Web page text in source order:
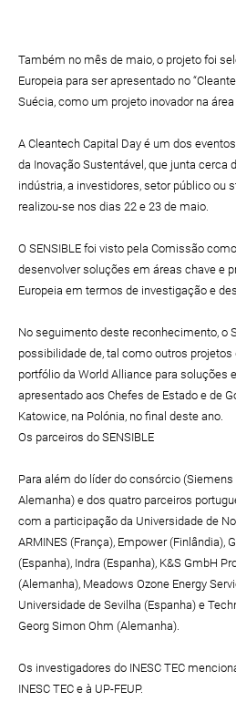
Também no mês de maio, o projeto foi
Europeia para ser apresentado no
Suécia, como um projeto inovador na área
A Cleantech Capital Day é um dos
da Inovação Sustentável, que junta cerca
indústria, a investidores, setor público ou
realizou-se nos dias 22 e 23 de maio.
O SENSIBLE foi visto pela Comissão
desenvolver soluções em áreas chave e
Europeia em termos de investigação e
No seguimento deste reconhecimento, o
possibilidade de, tal como outros
portfólio da World Alliance para soluções
apresentado aos Chefes de Estado e de
Katowice, na Polónia, no final deste ano.
Os parceiros do SENSIBLE
Para além do líder do consórcio
Alemanha) e dos quatro parceiros
com a participação da Universidade de
ARMINES (França), Empower (Finlândia),
(Espanha), Indra (Espanha), K&S GmbH
(Alemanha), Meadows Ozone Energy
Universidade de Sevilha (Espanha) e
Georg Simon Ohm (Alemanha).
Os investigadores do INESC TEC
INESC TEC e à UP-FEUP.